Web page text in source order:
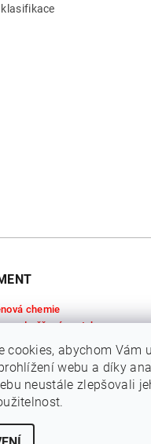
chemie
a odměřené roztoky
chemie
látky
látky
cookies, abychom Vám
webu a díky
neustále zlepšovali